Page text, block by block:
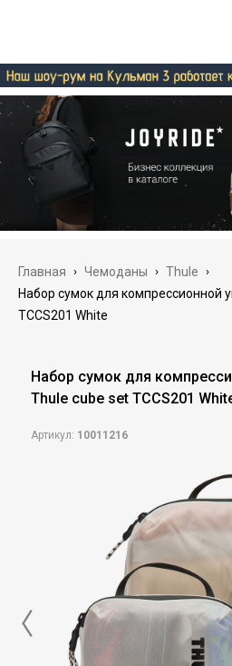
Главная › Чемоданы › Thule ›
Набор сумок для компрессионной
TCCS201 White
Набор сумок для
Thule cube set TCCS201
Артикул: 10011216